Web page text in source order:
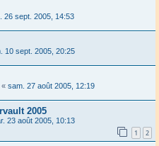
26 sept. 2005, 14:53
10 sept. 2005, 20:25
« sam. 27 août 2005, 12:19
2005
23 août 2005, 10:13
1 2